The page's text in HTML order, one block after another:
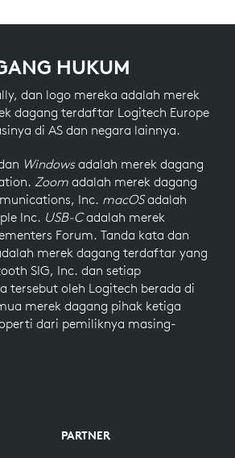
HUKUM
dan logo mereka adalah merek
dagang terdaftar Logitech Europe
di AS dan negara lainnya.
Windowsadalah merek dagang
Zoom adalah merek dagang
Inc. macOSadalah
Inc. USB-Cadalah merek
Forum. Tanda kata dan
merek dagang terdaftar yang
SIG, Inc. dan setiap
tersebut oleh Logitech berada di
merek dagang pihak ketiga
dari pemiliknya masing-
PARTNER